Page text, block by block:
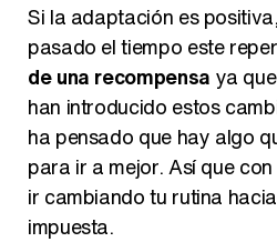
Si la adaptación es
pasado el tiempo este
de una recompensa ya
han introducido estos
ha pensado que hay algo
para ir a mejor. Así que
ir cambiando tu rutina
impuesta.